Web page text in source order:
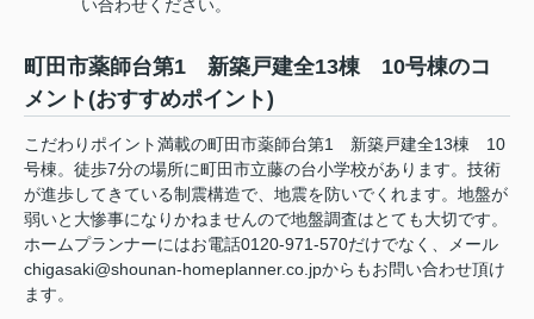
い合わせください。
町田市薬師台第1 新築戸建全13棟 10号棟のコ
メント(おすすめポイント)
こだわりポイント満載の町田市薬師台第1 新築戸建全13棟 10
号棟。徒歩7分の場所に町田市立藤の台小学校があります。技術
が進歩してきている制震構造で、地震を防いでくれます。地盤が
弱いと大惨事になりかねませんので地盤調査はとても大切です。
ホームプランナーにはお電話0120-971-570だけでなく、メール
chigasaki@shounan-homeplanner.co.jpからもお問い合わせ頂け
ます。